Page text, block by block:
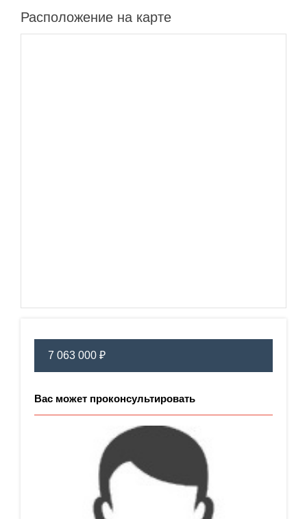
Расположение на карте
7 063 000 ₽
Вас может проконсультировать